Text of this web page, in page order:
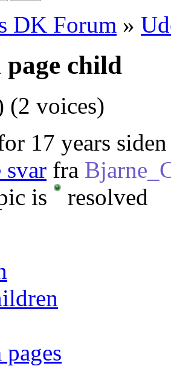
DK Forum »
child
(2 voices)
17 years
svar fra
is
resolved